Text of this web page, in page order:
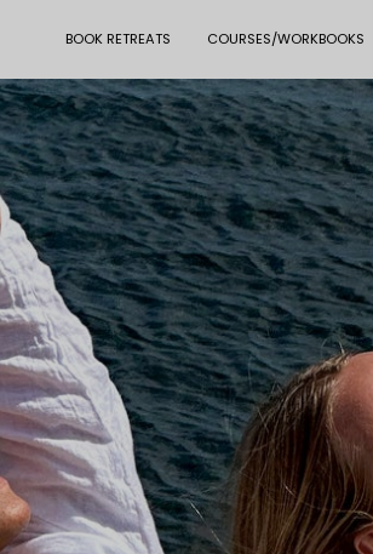
BOOK RETREATS COURSES/WORKBOOKS